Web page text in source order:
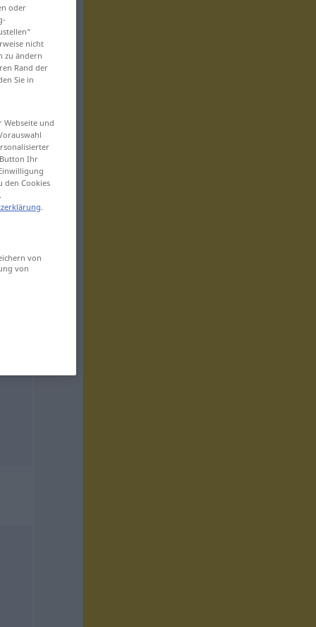
oder
nicht
zu ändern
Rand der
Sie in
und
Ihr
den Cookies
.
von
von